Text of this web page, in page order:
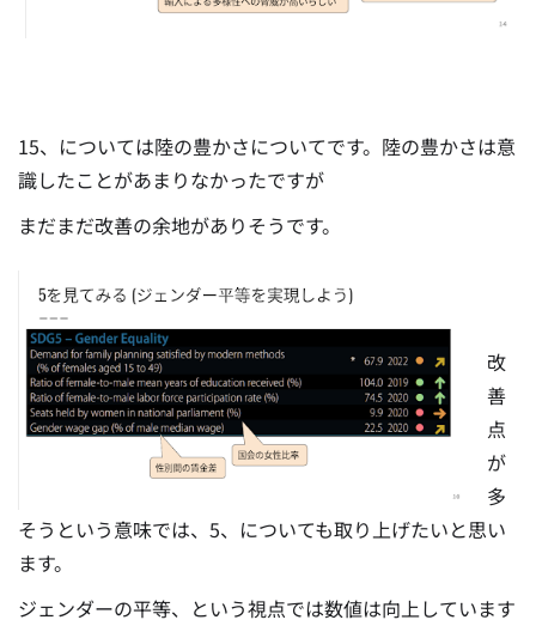
15、については陸の豊かさについてです。陸の豊かさは意
識したことがあまりなかったですが
まだまだ改善の余地がありそうです。
改
善
点
が
多
そうという意味では、5、についても取り上げたいと思い
ます。
ジェンダーの平等、という視点では数値は向上しています